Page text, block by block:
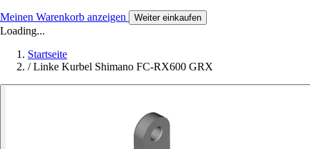
Meinen Warenkorb anzeigen Weiter einkaufen
Loading...
Startseite
/ Linke Kurbel Shimano FC-RX600 GRX